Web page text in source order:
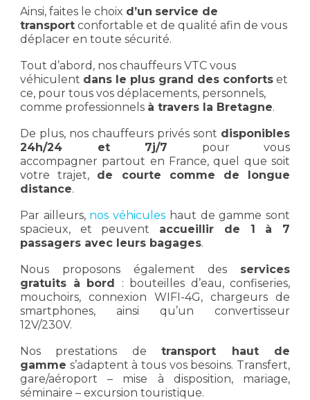
Ainsi, faites le choix d’un service de
transport confortable et de qualité afin de vous
déplacer en toute sécurité.
Tout d’abord, nos chauffeurs VTC vous
véhiculent dans le plus grand des conforts et
ce, pour tous vos déplacements, personnels,
comme professionnels à travers la Bretagne.
De plus, nos chauffeurs privés sont disponibles
24h/24 et 7j/7 pour vous
accompagner partout en France, quel que soit
votre trajet, de courte comme de longue
distance.
Par ailleurs, nos véhicules haut de gamme sont
spacieux, et peuvent accueillir de 1 à 7
passagers avec leurs bagages.
Nous proposons également des services
gratuits à bord : bouteilles d’eau, confiseries,
mouchoirs, connexion WIFI-4G, chargeurs de
smartphones, ainsi qu’un convertisseur
12V/230V.
Nos prestations detransport haut de
gamme s’adaptent à tous vos besoins. Transfert,
gare/aéroport – mise à disposition, mariage,
séminaire – excursion touristique.